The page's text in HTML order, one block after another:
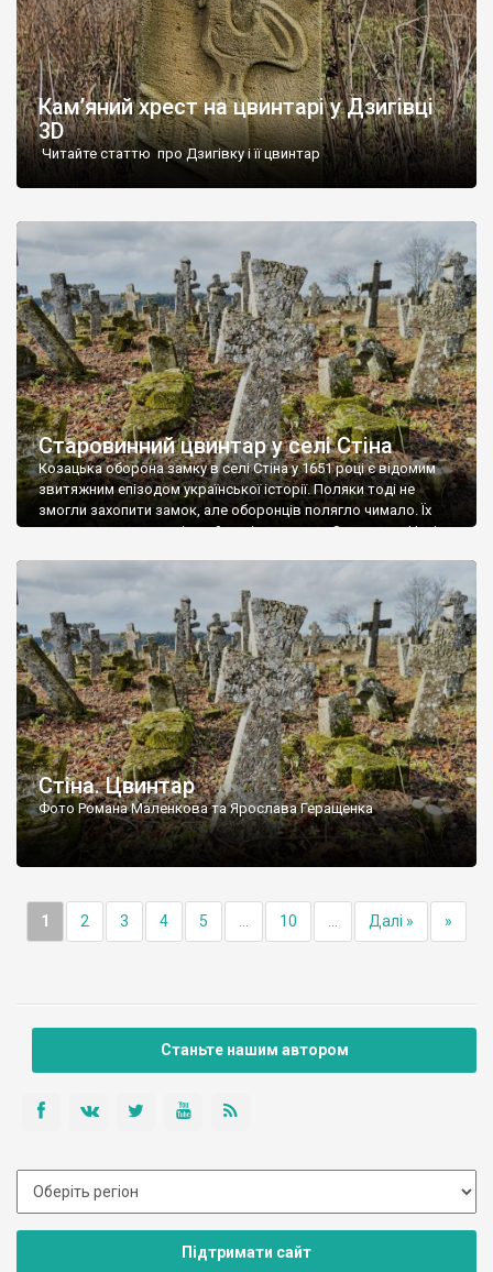
Кам’яний хрест на цвинтарі у Дзигівці
3D
Читайте статтю про Дзигівку і її цвинтар
Старовинний цвинтар у селі Стіна
Козацька оборона замку в селі Стіна у 1651 році є відомим
звитяжним епізодом української історії. Поляки тоді не
змогли захопити замок, але оборонців полягло чимало. Їх
поховали на цвинтарі, який тоді називався Замковим. Нині на
ньому чимало хрестів 19 століття, є такі, де епітафії стер […]
Стіна. Цвинтар
Фото Романа Маленкова та Ярослава Геращенка
1 2 3 4 5 10 Далі » »
Станьте нашим автором
Підтримати сайт